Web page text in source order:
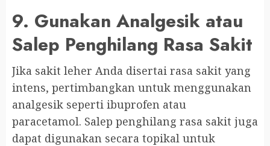
9. Gunakan Analgesik atau
Salep Penghilang Rasa Sakit
Jika sakit leher Anda disertai rasa sakit yang
intens, pertimbangkan untuk menggunakan
analgesik seperti ibuprofen atau
paracetamol. Salep penghilang rasa sakit juga
dapat digunakan secara topikal untuk